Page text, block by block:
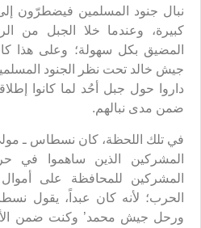
نبال جنود المسلمين فيضطرّون
كبيرة، وعندما خلا الجبل من
المضيق بكل سهولة؛ وعلى هذا
جيش خالد تحت نظر الجنود
داروا حول جبل أحُد لما كانوا
ضمن مدى نبالهم.
في تلك اللحظة، كان نسطاس ـ
المشركين الذين ساهموا في
المشركين للمحافظة على
الحرب؛ لأنه كان عبداً، يقول
ورحل جيش محمد’ وكنت ضمن